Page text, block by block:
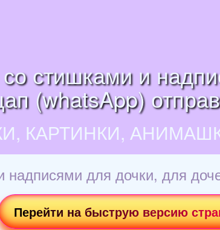
стишками и
(whatsApp)
КАРТИНКИ,
надписями для дочки, для
Перейти на быструю версию